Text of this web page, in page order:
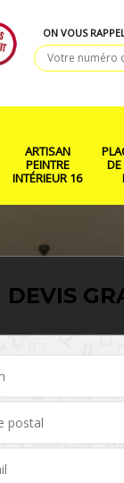
ON VOUS
ARTISAN
PEINTRE
INTÉRIEUR 16
DEVIS